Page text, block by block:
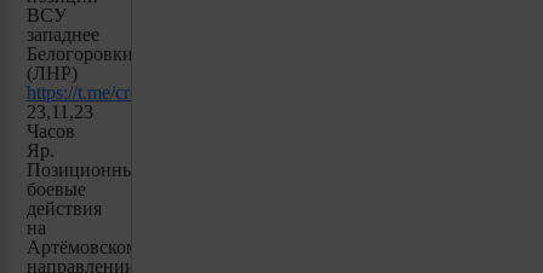
ВСУ
западнее
Белогоровки
(ЛНР)
https://t.me/creamy_caprice/3244
23,11,23
Часов
Яр.
Позиционные
боевые
действия
на
Артёмовском
направлении.